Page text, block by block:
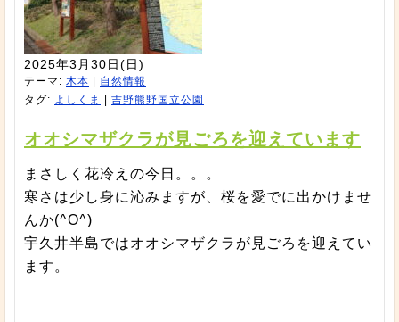
2025年3月30日(日)
テーマ: 木本
自然情報
タグ: よしくま 吉野熊野国立公園
オオシマザクラが見ごろを迎えています
まさしく花冷えの今日。。。
寒さは少し身に沁みますが、桜を愛でに出かけませ
んか(^O^)
宇久井半島ではオオシマザクラが見ごろを迎えてい
ます。